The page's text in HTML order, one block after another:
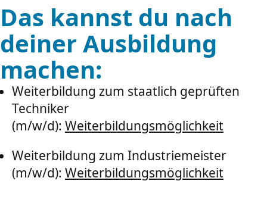
Das kannst du nach
deiner Ausbildung
machen:
Weiterbildung zum staatlich geprüften
Techniker
(m/w/d): Weiterbildungsmöglichkeit
Weiterbildung zum Industriemeister
(m/w/d): Weiterbildungsmöglichkeit